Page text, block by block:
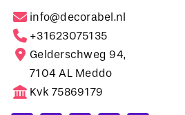
info@decorabel.nl
+31623075135
Gelderschweg 94,
7104 AL Meddo
Kvk 75869179